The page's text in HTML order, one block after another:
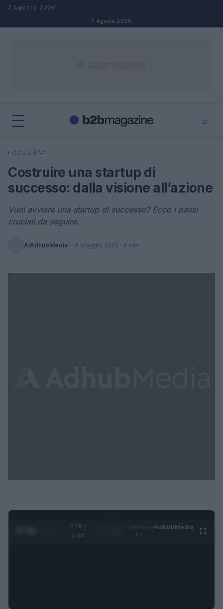
Salta al contenuto
7 Agosto 2026
7 Agosto 2026
⌕
Cerca
FOCUS PMI
Costruire una startup di
successo: dalla visione all’azione
Vuoi avviare una startup di successo? Ecco i passi
cruciali da seguire.
AiAdhubMedia · 14 Maggio 2025 · 4 min
0:29 /
1:50
AdhubMedia